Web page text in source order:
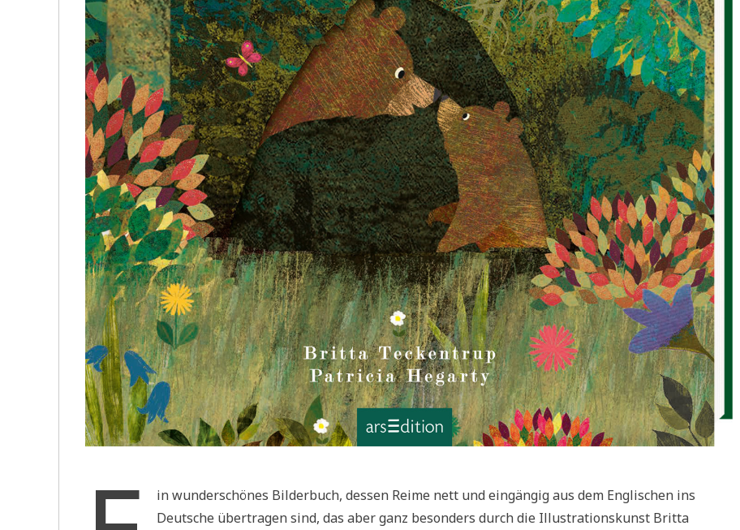
in wunderschönes Bilderbuch, dessen Reime nett und eingängig aus dem Englischen ins
Deutsche übertragen sind, das aber ganz besonders durch die Illustrationskunst Britta